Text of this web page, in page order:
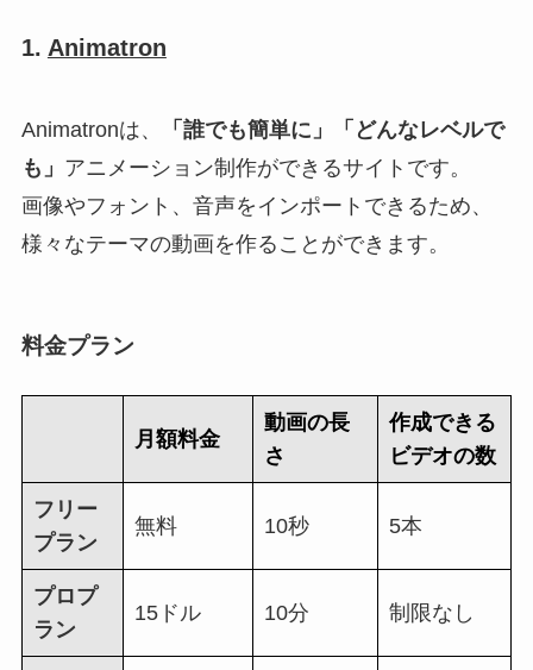
1. Animatron
Animatronは、
「誰でも簡単に」「どんなレベルで
も」 アニメーション制作ができるサイトです。
画像やフォント、音声をインポートできるため、
様々なテーマの動画を作ることができます。
料金プラン
月額料金
動画の長
さ
作成できる
ビデオの数
フリー
プラン
無料 10秒 5本
プロプ
ラン
15ドル 10分 制限なし